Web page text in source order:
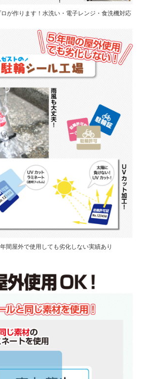
が作ります！水洗い・電子レンジ・食洗機対応
間屋外で使用しても劣化しない実績あり